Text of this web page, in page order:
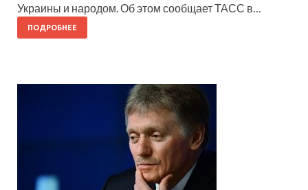
Украины и народом. Об этом сообщает ТАСС в…
ПОДРОБНЕЕ